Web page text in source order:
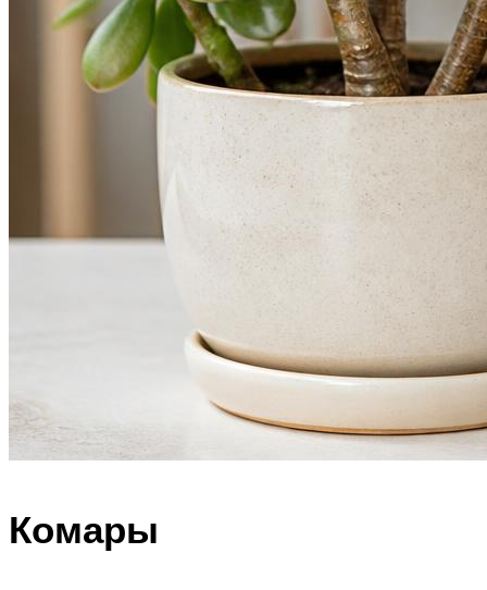
Комары